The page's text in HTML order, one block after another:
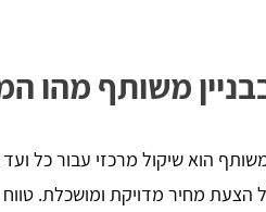
משותף מהו
הוא שיקול מרכזי עבור כל ועד
הצעת מחיר מדויקת ומושכלת.